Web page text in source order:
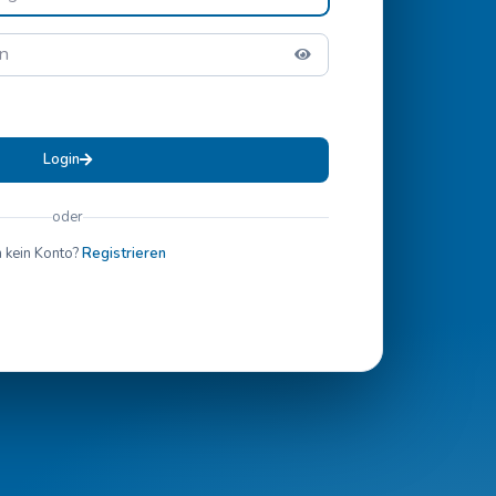
Login
oder
kein Konto?Registrieren